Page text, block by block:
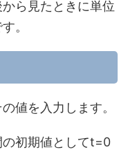
ら見たときに単位
。
値を入力します。
初期値としてt=0